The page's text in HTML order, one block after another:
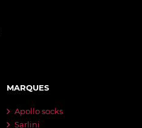
MARQUES
Apollo socks
Sarlini